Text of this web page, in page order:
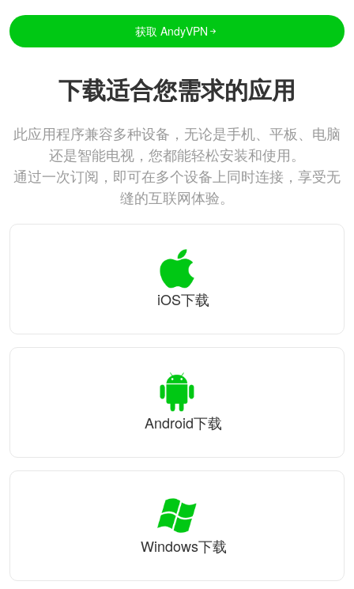
获取 AndyVPN
下载适合您需求的应用
此应用程序兼容多种设备，无论是手机、平板、电脑
还是智能电视，您都能轻松安装和使用。
通过一次订阅，即可在多个设备上同时连接，享受无
缝的互联网体验。
iOS下载
Android下载
Windows下载